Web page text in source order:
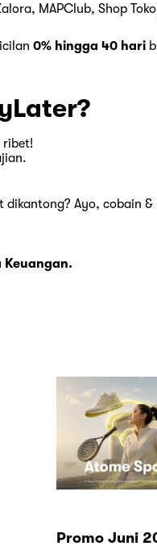
MAPClub, Shop
0% hingga 40 hari
ribet!
Ayo, cobain &
Keuangan.
Promo Juni